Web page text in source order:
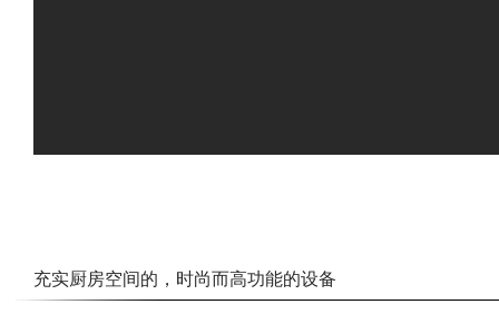
充实厨房空间的，时尚而高功能的设备